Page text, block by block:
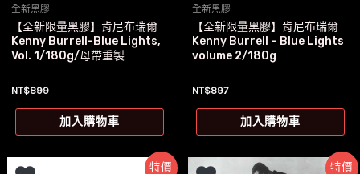
全新黑膠
【全新限量黑膠】肯尼布瑞爾
Kenny Burrell-Blue Lights,
Vol. 1/180g/母帶重製
NT$899
加入購物車
全新黑膠
【全新限量黑膠】肯尼布瑞爾
Kenny Burrell – Blue Lights
volume 2/180g
NT$897
加入購物車
特價 特價